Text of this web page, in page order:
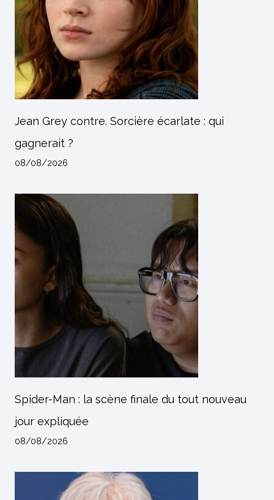
Jean Grey contre. Sorcière écarlate : qui
gagnerait ?
08/08/2026
Spider-Man : la scène finale du tout nouveau
jour expliquée
08/08/2026